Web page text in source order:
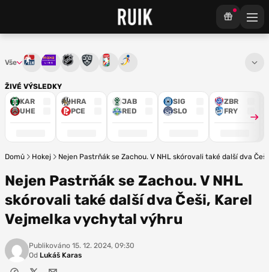
ŽIVÉ VÝSLEDKY
KAR
UHE
HRA
PCE
JAB
RED
SIG
SLO
ZBR
FRY
Vše Tipsport extraliga
Maxa ligaNHL KHL Mistrovství světa
Domů Hokej Nejen Pastrňák se Zachou. V NHL skórovali také další dva
Nejen Pastrňák se Zachou. V NHL
skórovali také další dva Češi, Karel
Vejmelka vychytal výhru
Publikováno 15. 12. 2024, 09:30
Od Lukáš Karas